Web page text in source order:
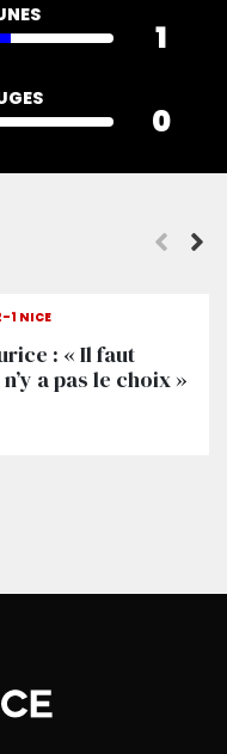
1
0
1 NICE
: « Il faut
a pas le choix »